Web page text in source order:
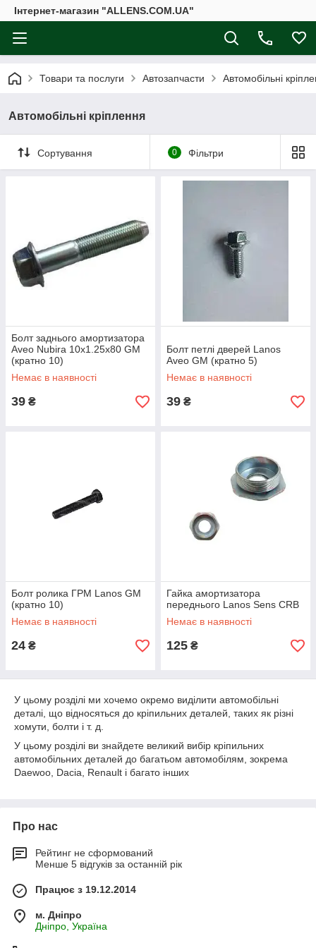
Інтернет-магазин "ALLENS.COM.UA"
Товари та послуги Автозапчасти Автомобільні
Автомобільні кріплення
Сортування 0 Фільтри
Болт заднього амортизатора
Aveo Nubira 10х1.25х80 GM
(кратно 10)
Немає в наявності
39 ₴
Болт петлі дверей Lanos
Aveo GM (кратно 5)
Немає в наявності
39 ₴
Болт ролика ГРМ Lanos GM
(кратно 10)
Немає в наявності
24 ₴
Гайка амортизатора
переднього Lanos Sens CRB
Немає в наявності
125 ₴
У цьому розділі ми хочемо окремо виділити автомобільні
деталі, що відносяться до кріпильних деталей, таких як різні
хомути, болти і т. д.
У цьому розділі ви знайдете великий вибір кріпильних
автомобільних деталей до багатьом автомобілям, зокрема
Daewoo, Dacia, Renault і багато інших
Про нас
Рейтинг не сформований
Менше 5 відгуків за останній рік
Працює з 19.12.2014
м. Дніпро
Дніпро, Україна